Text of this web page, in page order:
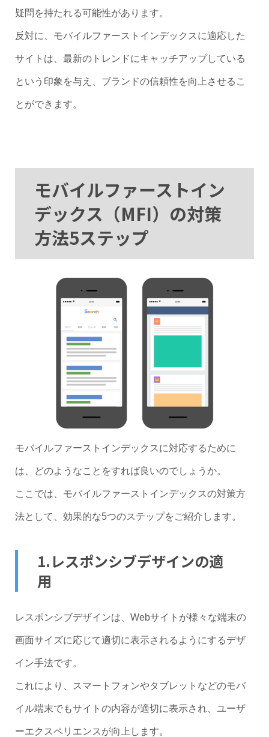
疑問を持たれる可能性があります。
反対に、モバイルファーストインデックスに適応した
サイトは、最新のトレンドにキャッチアップしている
という印象を与え、ブランドの信頼性を向上させるこ
とができます。
モバイルファーストイン
デックス（MFI）の対策
方法5ステップ
モバイルファーストインデックスに対応するために
は、どのようなことをすれば良いのでしょうか。
ここでは、モバイルファーストインデックスの対策方
法として、効果的な5つのステップをご紹介します。
1.レスポンシブデザインの適
用
レスポンシブデザインは、Webサイトが様々な端末の
画面サイズに応じて適切に表示されるようにするデザ
イン手法です。
これにより、スマートフォンやタブレットなどのモバ
イル端末でもサイトの内容が適切に表示され、ユーザ
ーエクスペリエンスが向上します。